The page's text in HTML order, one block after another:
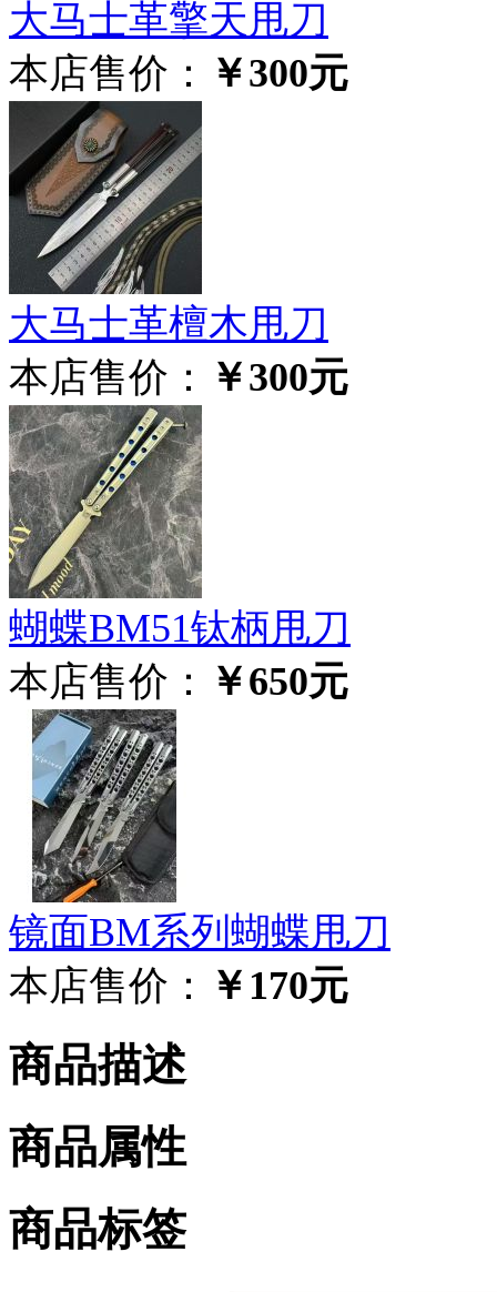
大马士革擎天甩刀
本店售价： ￥300元
大马士革檀木甩刀
本店售价： ￥300元
蝴蝶BM51钛柄甩刀
本店售价： ￥650元
镜面BM系列蝴蝶甩刀
本店售价： ￥170元
商品描述
商品属性
商品标签